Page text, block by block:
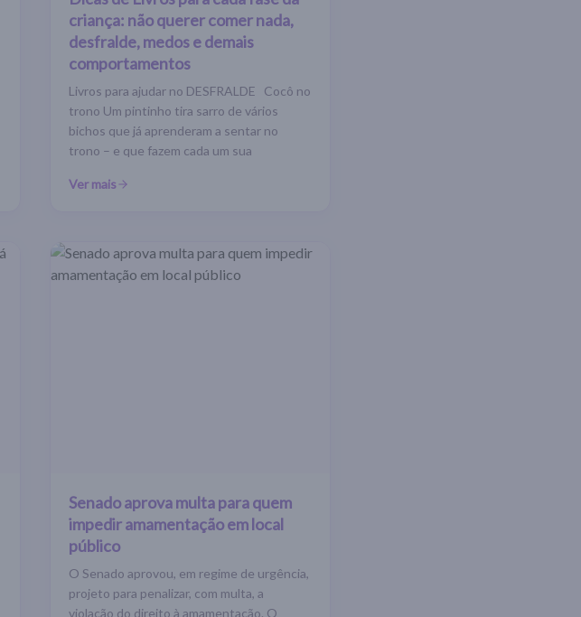
criança: não querer comer nada,
desfralde, medos e demais
comportamentos
Livros para ajudar no DESFRALDE Cocô no
trono Um pintinho tira sarro de vários
bichos que já aprenderam a sentar no
trono – e que fazem cada um sua
Ver mais
Senado aprova multa para quem
impedir amamentação em local
público
O Senado aprovou, em regime de urgência,
projeto para penalizar, com multa, a
violação do direito à amamentação. O